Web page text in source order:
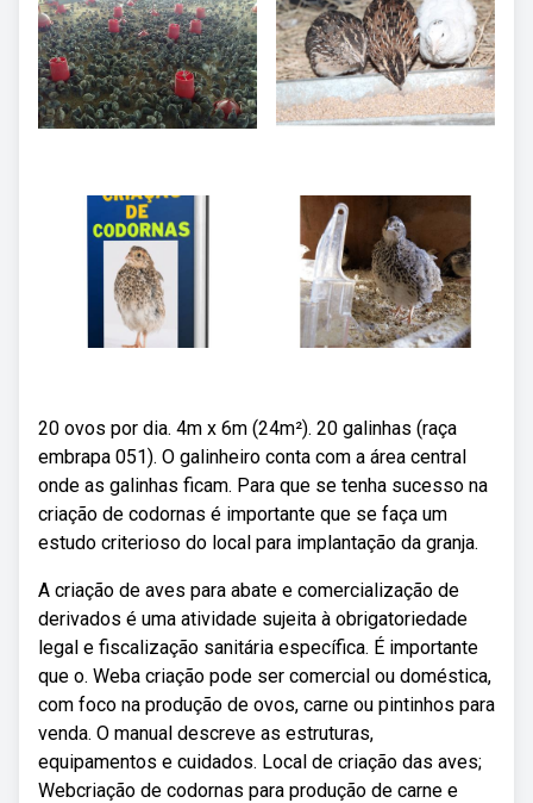
20 ovos por dia. 4m x 6m (24m²). 20 galinhas (raça
embrapa 051). O galinheiro conta com a área central
onde as galinhas ficam. Para que se tenha sucesso na
criação de codornas é importante que se faça um
estudo criterioso do local para implantação da granja.
A criação de aves para abate e comercialização de
derivados é uma atividade sujeita à obrigatoriedade
legal e fiscalização sanitária específica. É importante
que o. Weba criação pode ser comercial ou doméstica,
com foco na produção de ovos, carne ou pintinhos para
venda. O manual descreve as estruturas,
equipamentos e cuidados. Local de criação das aves;
Webcriação de codornas para produção de carne e